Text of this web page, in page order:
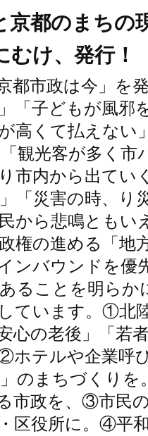
京都のまちの
むけ、発行！
都市政は今」を
「子どもが風邪
高くて払えない
観光客が多く市
市内から出てい
「災害の時、り
から悲鳴ともい
権の進める「地
ンバウンドを優
ることを明らか
ています。①北
心の老後」「若
ホテルや企業呼
のまちづくりを
市政を、③市民
区役所に。④平